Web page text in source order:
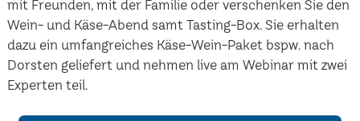
mit Freunden, mit der Familie oder verschenken Sie den
Wein- und Käse-Abend samt Tasting-Box. Sie erhalten
dazu ein umfangreiches Käse-Wein-Paket bspw. nach
Dorsten geliefert und nehmen live am Webinar mit zwei
Experten teil.